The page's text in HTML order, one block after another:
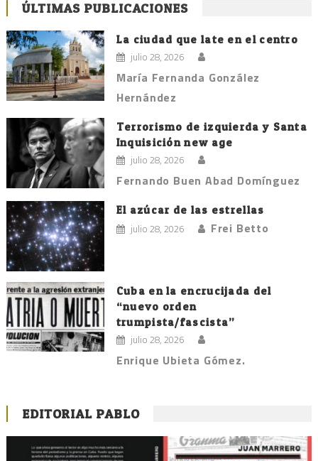
ÚLTIMAS PUBLICACIONES
La ciudad que late en el centro
julio 28, 2026
María Fernanda González
Hernández
Terrorismo de izquierda y Santa
Inquisición new age
julio 28, 2026
Fernando Buen Abad Domínguez
El azúcar de las estrellas
julio 28, 2026 Frei Betto
Cuba en la encrucijada del
“nuevo orden
trumpista/fascista”
julio 28, 2026
Enrique Ubieta Gómez.
EDITORIAL PABLO